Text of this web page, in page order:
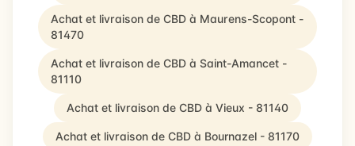
Achat et livraison de CBD à Maurens-Scopont -
81470
Achat et livraison de CBD à Saint-Amancet -
81110
Achat et livraison de CBD à Vieux - 81140
Achat et livraison de CBD à Bournazel - 81170